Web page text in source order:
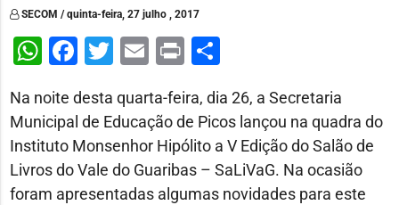
SECOM / quinta-feira, 27 julho , 2017
WhatsApp
Facebook
Twitter
Email
PrintShare
Na noite desta quarta-feira, dia 26, a Secretaria
Municipal de Educação de Picos lançou na quadra do
Instituto Monsenhor Hipólito a V Edição do Salão de
Livros do Vale do Guaribas – SaLiVaG. Na ocasião
foram apresentadas algumas novidades para este